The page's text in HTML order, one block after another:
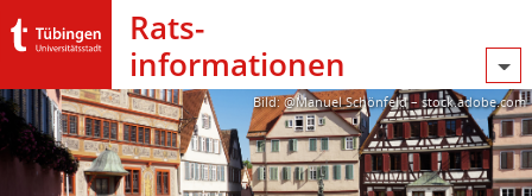
Rats­
informationen
Bild: @Manuel Schönfeld – stock.adobe.com